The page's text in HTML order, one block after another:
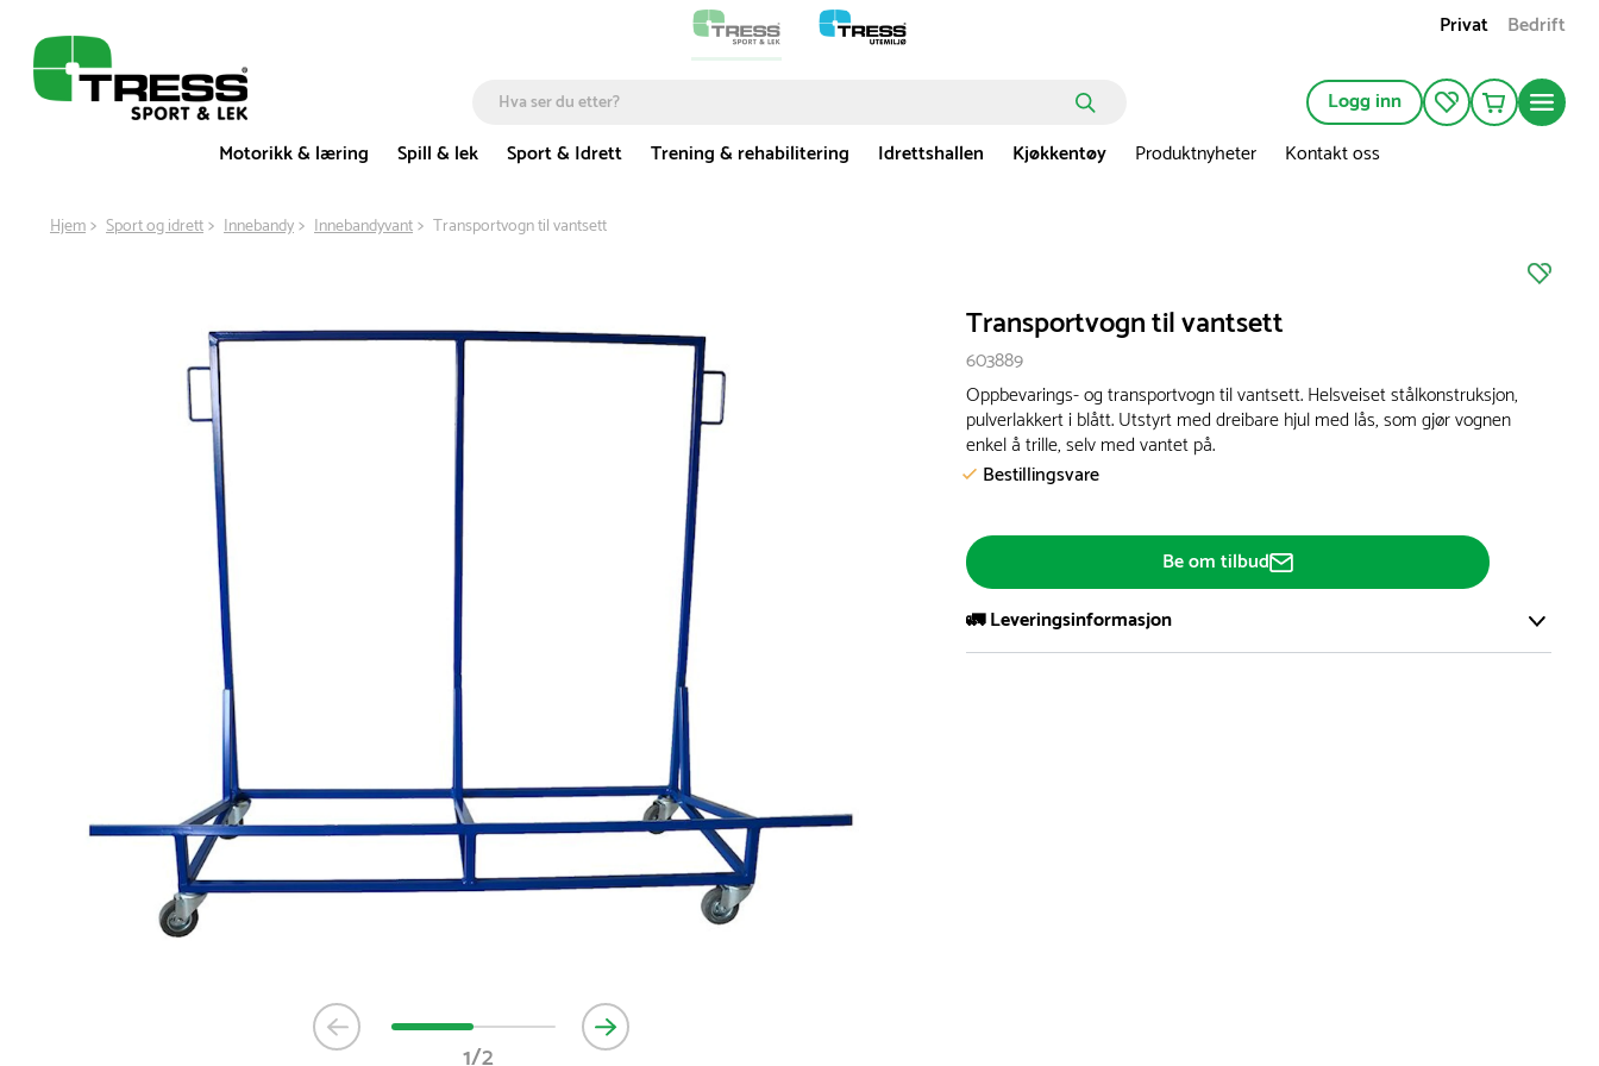
Privat Bedrift
Logg inn
Motorikk & læring
Spill & lek Sport & Idrett Trening & rehabilitering Idrettshallen Kjøkkentøy Produktnyheter Kontakt oss
Hjem Sport og idrett Innebandy Innebandyvant Transportvogn til vantsett
1/2
Transportvogn til vantsett
603889
Oppbevarings- og transportvogn til vantsett. Helsveiset stålkonstruksjon,
pulverlakkert i blått. Utstyrt med dreibare hjul med lås, som gjør vognen
enkel å trille, selv med vantet på.
Bestillingsvare
Be om tilbud
🚛 Leveringsinformasjon